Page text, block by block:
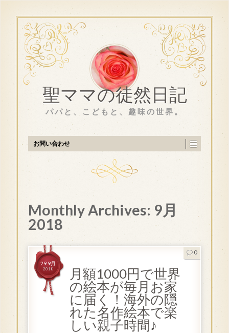
聖ママの徒然日記
パパと、こどもと、趣味の世界。
お問い合わせ
Monthly Archives: 9月
2018
月額1000円で世界
の絵本が毎月お家
に届く！海外の隠
れた名作絵本で楽
しい親子時間♪
29 9月
2018
0